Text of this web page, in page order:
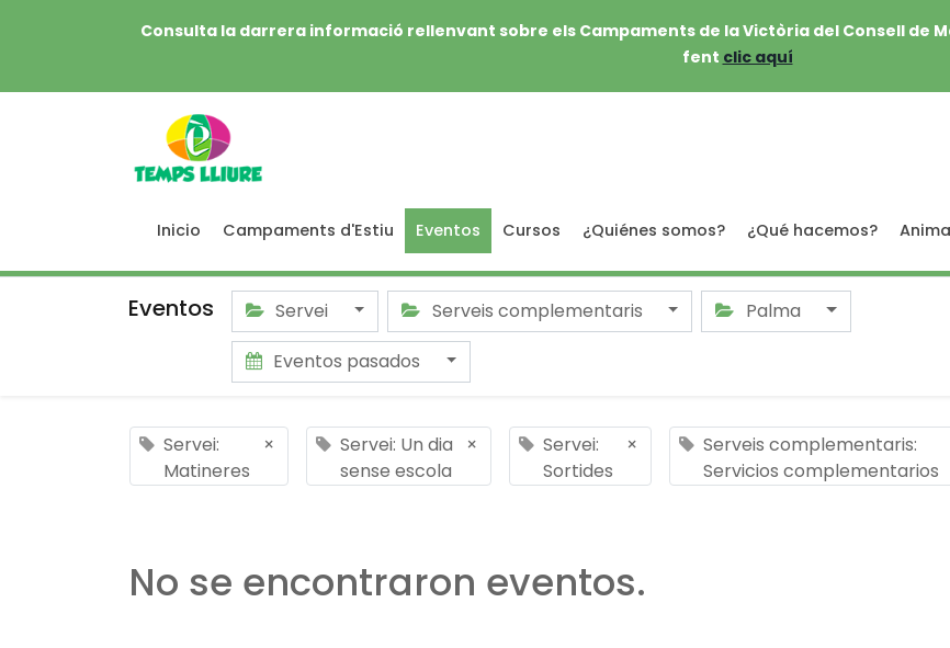
Consulta la darrera informació rellenvant sobre els Campaments de la Victòria del Consell de
fent clic aquí
Inicio Campaments d'Estiu Eventos Cursos ¿Quiénes somos? ¿Qué hacemos?
Eventos Servei Serveis complementaris
Palma
Eventos pasados
Servei:
Matineres
×
Servei: Un dia
sense escola
×
Servei:
Sortides
×
Serveis complementaris:
Servicios complementarios
No se encontraron eventos.